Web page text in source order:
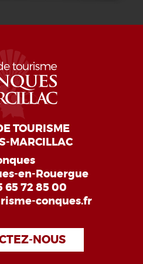
TOURISME
MARCILLAC
en-Rouergue
65 72 85 00
conques.fr
NOUS